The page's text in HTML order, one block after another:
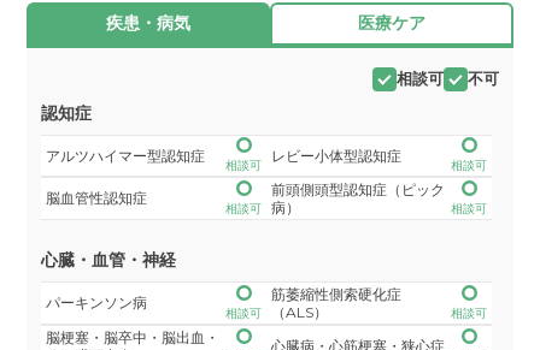
疾患・病気 医療ケア
相談可 不可
認知症
アルツハイマー型認知症
相談可
レビー小体型認知症
相談可
脳血管性認知症
相談可
前頭側頭型認知症（ピック
病）
相談可
心臓・血管・神経
パーキンソン病
相談可
筋萎縮性側索硬化症
（ALS）
相談可
脳梗塞・脳卒中・脳出血・
心臓病・心筋梗塞・狭心症